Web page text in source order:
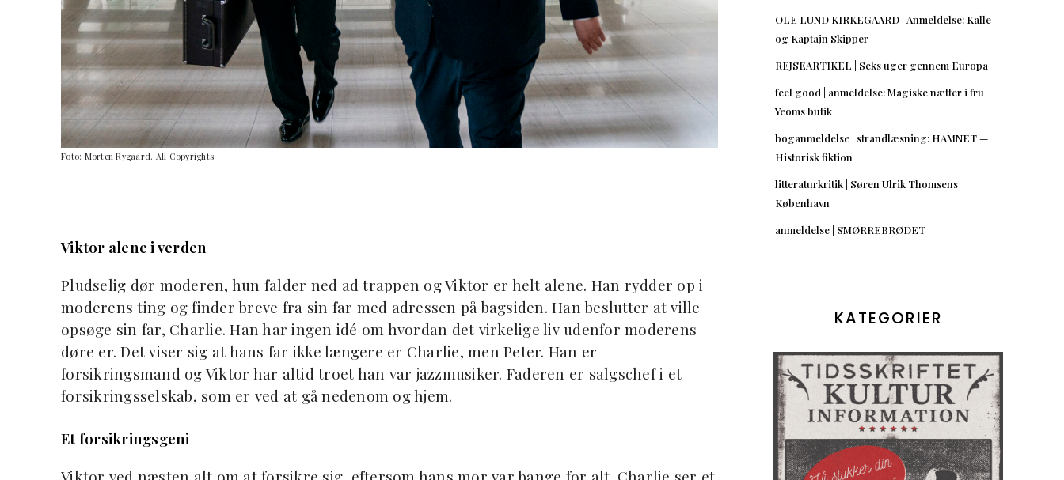
Foto: Morten Rygaard. All Copyrights
Viktor alene i verden
Pludselig dør moderen, hun falder ned ad trappen og Viktor er helt alene. Han rydder op i
moderens ting og finder breve fra sin far med adressen på bagsiden. Han beslutter at ville
opsøge sin far, Charlie. Han har ingen idé om hvordan det virkelige liv udenfor moderens
døre er. Det viser sig at hans far ikke længere er Charlie, men Peter. Han er
forsikringsmand og Viktor har altid troet han var jazzmusiker. Faderen er salgschef i et
forsikringsselskab, som er ved at gå nedenom og hjem.
Et forsikringsgeni
OLE LUND KIRKEGAARD | Anmeldelse: Kalle
og Kaptajn Skipper
REJSEARTIKEL | Seks uger gennem Europa
feel good | anmeldelse: Magiske nætter i fru
Yeoms butik
boganmeldelse | strandlæsning: HAMNET —
Historisk fiktion
litteraturkritik | Søren Ulrik Thomsens
København
anmeldelse | SMØRREBRØDET
KATEGORIER